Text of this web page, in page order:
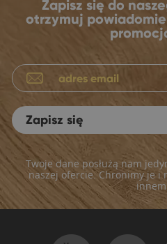
Zapisz się do
otrzymuj
Zapisz się
Twoje dane posłużą nam
naszej ofercie. Chronimy je i